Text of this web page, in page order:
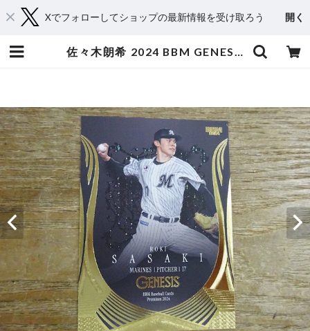
Xでフォローしてショップの最新情報を受け取ろう 開く
佐々木朗希 2024 BBM GENESIS | スポーツカードミントC&K本厚木店－オンラインショップ